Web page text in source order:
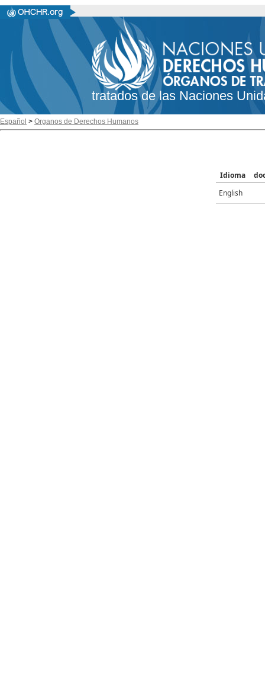
tratados de las Naciones
Español > Organos de Derechos Humanos
Idioma
English